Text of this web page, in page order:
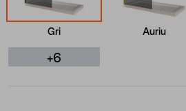
Gri Auriu
+6